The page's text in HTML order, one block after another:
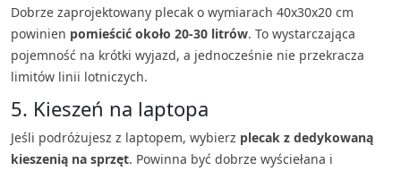
Dobrze zaprojektowany plecak o wymiarach 40x30x20 cm
powinien pomieścić około 20-30 litrów. To wystarczająca
pojemność na krótki wyjazd, a jednocześnie nie przekracza
limitów linii lotniczych.
5. Kieszeń na laptopa
Jeśli podróżujesz z laptopem, wybierz plecak z dedykowaną
kieszenią na sprzęt. Powinna być dobrze wyściełana i